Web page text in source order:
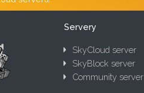
Servery
SkyCloud server
SkyBlock server
Community server